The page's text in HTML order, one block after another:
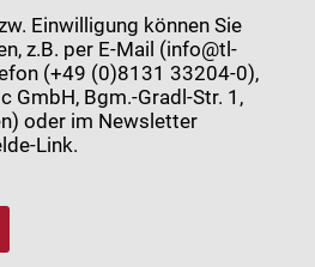
Einwilligung können Sie
z.B. per E-Mail (info@tl-
(+49 (0)8131 33204-0),
GmbH, Bgm.-Gradl-Str. 1,
oder im Newsletter
Link.